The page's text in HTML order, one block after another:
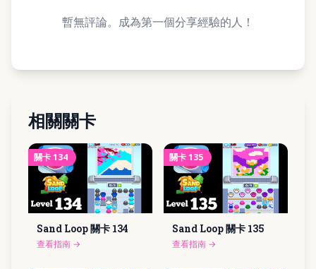
暫無評論。成為第一個分享經驗的人！
相關關卡
關卡134
Sand Loop 關卡 134
查看指南 →
關卡135
Sand Loop 關卡 135
查看指南 →